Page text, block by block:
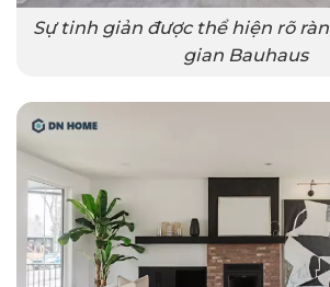
Sự tinh giản được thể hiện rõ
gian Bauhaus